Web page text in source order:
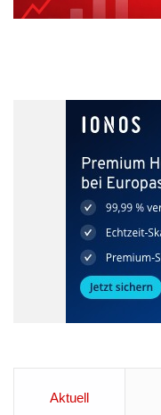
Aktuell